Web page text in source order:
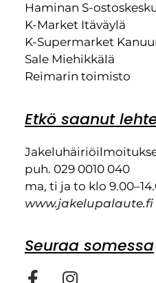
Haminan S-
K-Market Itäväylä
K-Supermarket
Sale Miehikkälä
Reimarin toimisto
Etkö saanut
puh. 029 0010 040
ma, ti ja to klo
www.jakelupalaute.fi
Seuraa somessa